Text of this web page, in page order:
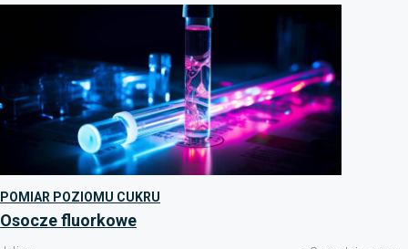
POMIAR POZIOMU CUKRU
Osocze fluorkowe